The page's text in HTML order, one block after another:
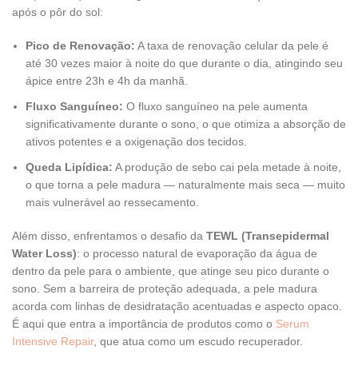
após o pôr do sol:
Pico de Renovação: A taxa de renovação celular da pele é
até 30 vezes maior à noite do que durante o dia, atingindo seu
ápice entre 23h e 4h da manhã.
Fluxo Sanguíneo: O fluxo sanguíneo na pele aumenta
significativamente durante o sono, o que otimiza a absorção de
ativos potentes e a oxigenação dos tecidos.
Queda Lipídica: A produção de sebo cai pela metade à noite,
o que torna a pele madura — naturalmente mais seca — muito
mais vulnerável ao ressecamento.
Além disso, enfrentamos o desafio da TEWL (Transepidermal
Water Loss): o processo natural de evaporação da água de
dentro da pele para o ambiente, que atinge seu pico durante o
sono. Sem a barreira de proteção adequada, a pele madura
acorda com linhas de desidratação acentuadas e aspecto opaco.
É aqui que entra a importância de produtos como o Serum
Intensive Repair, que atua como um escudo recuperador.